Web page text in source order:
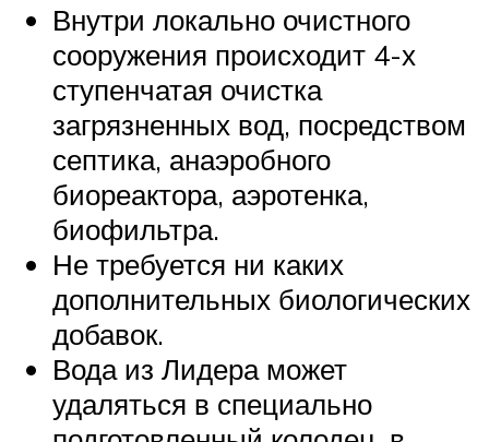
Внутри локально очистного
сооружения происходит 4-х
ступенчатая очистка
загрязненных вод, посредством
септика, анаэробного
биореактора, аэротенка,
биофильтра.
Не требуется ни каких
дополнительных биологических
добавок.
Вода из Лидера может
удаляться в специально